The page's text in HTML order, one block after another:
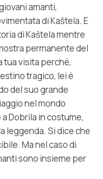
amanti,
di Kaštela. E
di Kaštela mentre
permanente del
tua visita perché,
tragico, lei è
del suo grande
nel mondo
Dobrila in costume,
leggenda. Si dice che
Ma nel caso di
sono insieme per